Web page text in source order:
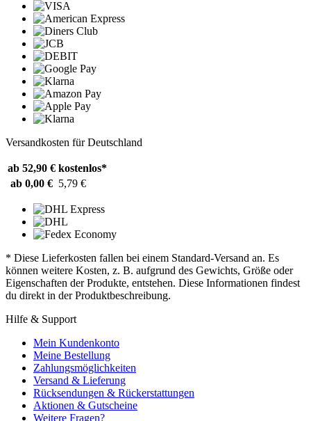
Versandkosten für Deutschland
ab 52,90 € kostenlos*
ab 0,00 € 5,79 €
* Diese Lieferkosten fallen bei einem Standard-Versand an. Es
können weitere Kosten, z. B. aufgrund des Gewichts, Größe oder
Eigenschaften der Produkte, entstehen. Diese Informationen findest
du direkt in der Produktbeschreibung.
Hilfe & Support
Mein Kundenkonto
Meine Bestellung
Zahlungsmöglichkeiten
Versand & Lieferung
Rücksendungen & Rückerstattungen
Aktionen & Gutscheine
Weitere Fragen?